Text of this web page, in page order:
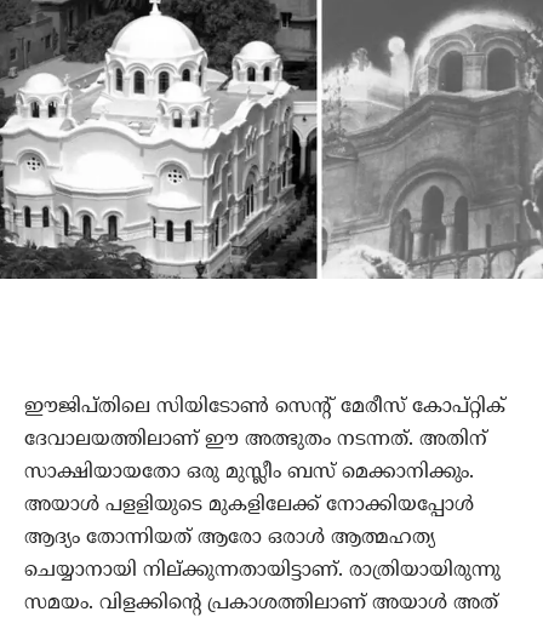
ഈജിപ്തിലെ സിയിടോണ്‍ സെന്റ് മേരീസ് കോപ്റ്റിക്
ദേവാലയത്തിലാണ് ഈ അത്ഭുതം നടന്നത്. അതിന്
സാക്ഷിയായതോ ഒരു മുസ്ലീം ബസ് മെക്കാനിക്കും.
അയാള്‍ പളളിയുടെ മുകളിലേക്ക് നോക്കിയപ്പോള്‍
ആദ്യം തോന്നിയത് ആരോ ഒരാള്‍ ആത്മഹത്യ
ചെയ്യാനായി നില്ക്കുന്നതായിട്ടാണ്. രാത്രിയായിരുന്നു
സമയം. വിളക്കിന്റെ പ്രകാശത്തിലാണ് അയാള്‍ അത്